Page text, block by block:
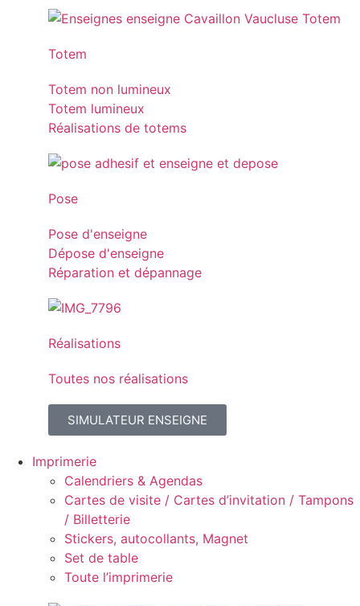
Totem
Totem non lumineux
Totem lumineux
Réalisations de totems
Pose
Pose d'enseigne
Dépose d'enseigne
Réparation et dépannage
Réalisations
Toutes nos réalisations
SIMULATEUR ENSEIGNE
Imprimerie
Calendriers & Agendas
Cartes de visite / Cartes d’invitation / Tampons
/ Billetterie
Stickers, autocollants, Magnet
Set de table
Toute l’imprimerie